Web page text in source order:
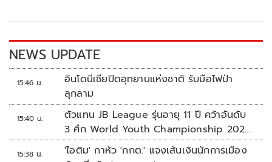
k k
NEWS UPDATE
15:46 น.
อินโดนีเซียปิดอุทยานแห่งชาติ รับมือไฟป่า
ลุกลาม
15:40 น.
ตัวแทน JB League รุ่นอายุ 11 ปี คว้าอันดับ
3 ศึก World Youth Championship 2026
ที่สิงคโปร์
15:38 น.
'ไอติม' กาหัว 'กกต.' แจงเส้นเงินนักการเมือง